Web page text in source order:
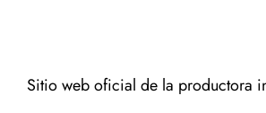
Sitio web oficial de la productora